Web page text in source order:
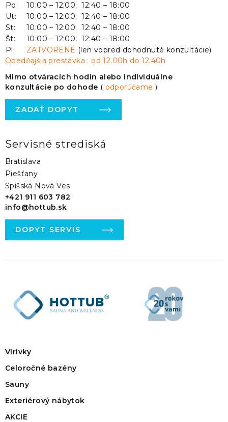
Po:
10:00 – 12:00; 12:40 – 18:00
Ut:
10:00 – 12:00; 12:40 – 18:00
St:
10:00 – 12:00; 12:40 – 18:00
Št:
10:00 – 12:00; 12:40 – 18:00
Pi:
ZATVORENÉ (len vopred dohodnuté konzultácie)
Obedňajšia prestávka : od 12.00h do 12.40h
Mimo otváracích hodín alebo individuálne
konzultácie po dohode ( odporúčame).
ZADAŤ DOPYT
Servisné strediská
Bratislava
Piešťany
Spišská Nová Ves
+421 911 603 782
info@hottub.sk
DOPYT SERVIS
Vírivky
Celoročné bazény
Sauny
Exteriérový nábytok
AKCIE